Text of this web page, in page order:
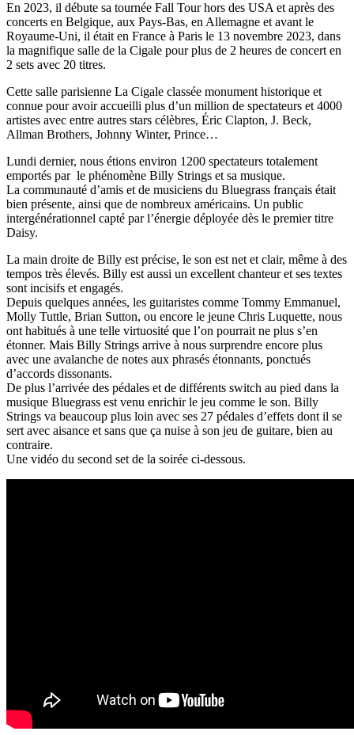
En 2023, il débute sa tournée Fall Tour hors des USA et après des
concerts en Belgique, aux Pays-Bas, en Allemagne et avant le
Royaume-Uni, il était en France à Paris le 13 novembre 2023, dans
la magnifique salle de la Cigale pour plus de 2 heures de concert en
2 sets avec 20 titres.
Cette salle parisienne La Cigale classée monument historique et
connue pour avoir accueilli plus d’un million de spectateurs et 4000
artistes avec entre autres stars célèbres, Éric Clapton, J. Beck,
Allman Brothers, Johnny Winter, Prince…
Lundi dernier, nous étions environ 1200 spectateurs totalement
emportés par le phénomène Billy Strings et sa musique.
La communauté d’amis et de musiciens du Bluegrass français était
bien présente, ainsi que de nombreux américains. Un public
intergénérationnel capté par l’énergie déployée dès le premier titre
Daisy.
La main droite de Billy est précise, le son est net et clair, même à des
tempos très élevés. Billy est aussi un excellent chanteur et ses textes
sont incisifs et engagés.
Depuis quelques années, les guitaristes comme Tommy Emmanuel,
Molly Tuttle, Brian Sutton, ou encore le jeune Chris Luquette, nous
ont habitués à une telle virtuosité que l’on pourrait ne plus s’en
étonner. Mais Billy Strings arrive à nous surprendre encore plus
avec une avalanche de notes aux phrasés étonnants, ponctués
d’accords dissonants.
De plus l’arrivée des pédales et de différents switch au pied dans la
musique Bluegrass est venu enrichir le jeu comme le son. Billy
Strings va beaucoup plus loin avec ses 27 pédales d’effets dont il se
sert avec aisance et sans que ça nuise à son jeu de guitare, bien au
contraire.
Une vidéo du second set de la soirée ci-dessous.